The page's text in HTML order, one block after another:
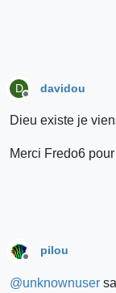
D davidou
Dieu existe je
Merci Fredo6
Offline
pilou
@unknownuser